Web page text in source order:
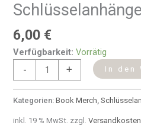
6,00 €
Verfügbarkeit: Vorrätig
- + In den
Kategorien:Book Merch ,
inkl. 19 % MwSt. zzgl.Versandkosten